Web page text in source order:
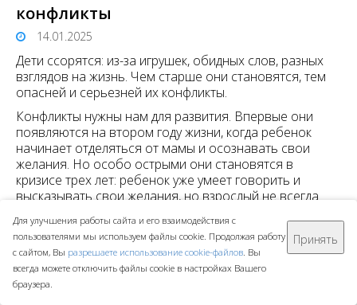
конфликты
14.01.2025
Дети ссорятся: из-за игрушек, обидных слов, разных
взглядов на жизнь. Чем старше они становятся, тем
опасней и серьезней их конфликты.
Конфликты нужны нам для развития. Впервые они
появляются на втором году жизни, когда ребенок
начинает отделяться от мамы и осознавать свои
желания. Но особо острыми они становятся в
кризисе трех лет: ребенок уже умеет говорить и
высказывать свои желания, но взрослый не всегда
взрослый отказывает — назревает конфликт. Именно
в этот период важно отработать с ребенком разные
способы выхода из конфликта: уступать, не сдаваться,
договариваться, отвлекаться на игру или другие дела.
Для улучшения работы сайта и его взаимодействия с
пользователями мы используем файлы cookie. Продолжая работу
с сайтом, Вы разрешаете использование cookie-файлов. Вы
всегда можете отключить файлы cookie в настройках Вашего
браузера.
Принять